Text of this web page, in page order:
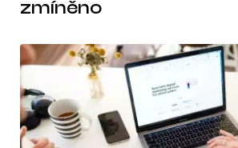
zmíněno